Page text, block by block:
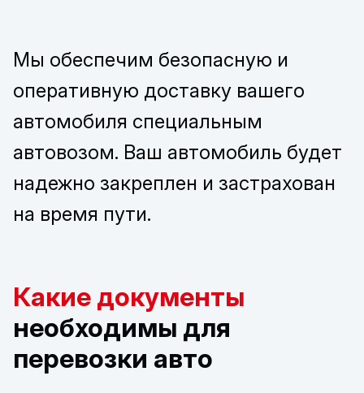
Мы обеспечим безопасную и
оперативную доставку вашего
автомобиля специальным
автовозом. Ваш автомобиль будет
надежно закреплен и застрахован
на время пути.
Какие документы
необходимы для
перевозки авто